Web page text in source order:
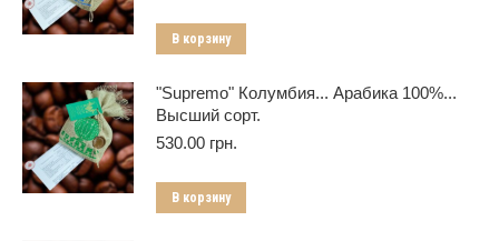
В корзину
"Supremo" Колумбия... Арабика 100%...
Высший сорт.
530.00 грн.
В корзину